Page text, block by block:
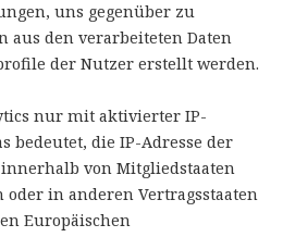
uns gegenüber zu
aus den verarbeiteten Daten
der Nutzer erstellt werden.
nur mit aktivierter IP-
bedeutet, die IP-Adresse der
von Mitgliedstaaten
in anderen Vertragsstaaten
Europäischen